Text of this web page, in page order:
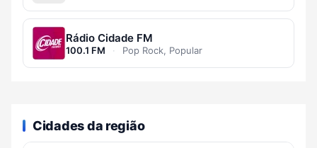
Rádio Cidade FM
100.1 FM · Pop Rock, Popular
Cidades da região